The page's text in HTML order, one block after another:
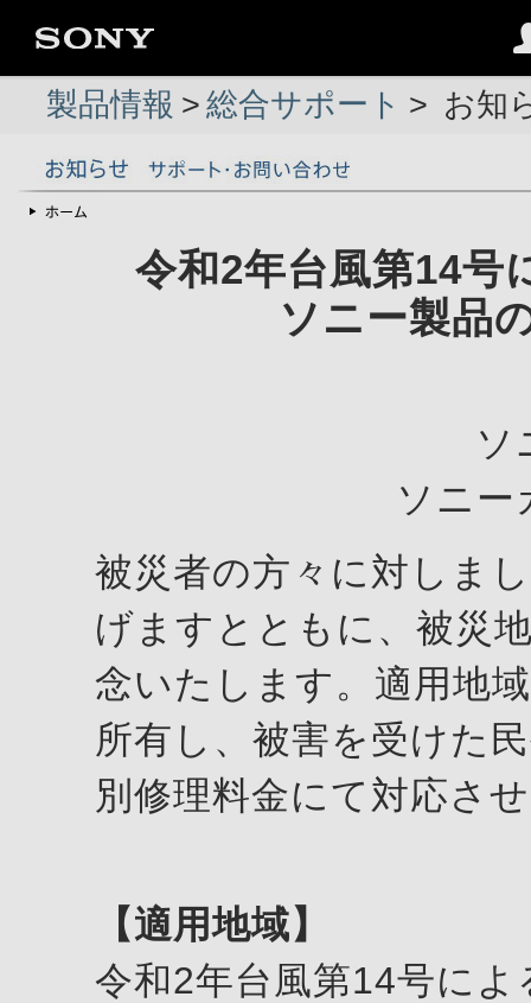
製品情報 > 総合サポート > お知
令和2年台風第14号
ソニー製品
ソ
ソニー
被災者の方々に対しま
げますとともに、被災
念いたします。適用地
所有し、被害を受けた
別修理料金にて対応さ
【適用地域】
令和2年台風第14号に